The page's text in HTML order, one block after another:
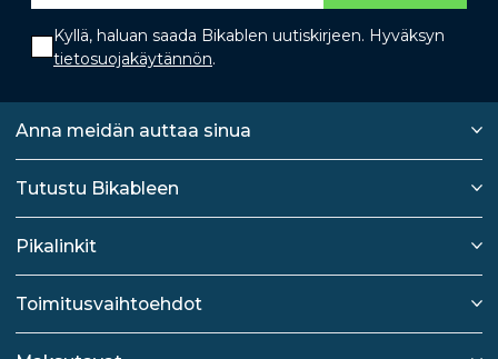
Kyllä, haluan saada Bikablen uutiskirjeen. Hyväksyn
tietosuojakäytännön.
Anna meidän auttaa sinua
Tutustu Bikableen
Pikalinkit
Toimitusvaihtoehdot